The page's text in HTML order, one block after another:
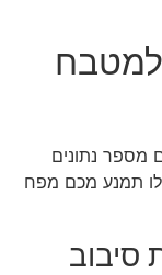
למטבח
מספר נתונים
תמנע מכם מפח
סיבוב